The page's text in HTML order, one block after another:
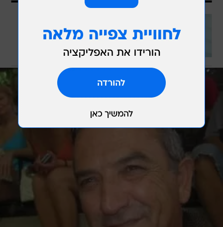
3 מנויים ב-75 שקלים וגם חודש חינם!
וואלה מובייל חוסכת המון
לכתבה המלאה